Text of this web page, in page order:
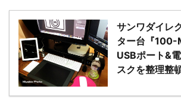
サンワダイレ
ター台『100-
USBポート&
スクを整理整